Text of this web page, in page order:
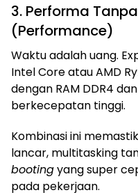
3. Performa
(Performance)
Waktu adalah uang.
Intel Core atau AMD
dengan RAM DDR4
berkecepatan tinggi.
Kombinasi ini
lancar, multitasking
bootingyang super
pada pekerjaan.